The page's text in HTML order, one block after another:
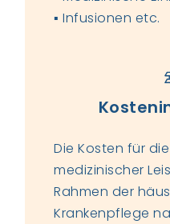
▪ Infusionen etc.
Die Kosten für
medizinischer
Rahmen der
Krankenpflege